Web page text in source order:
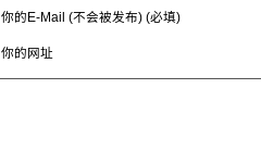
你的E-Mail (不会被发布) (必填)
你的网址